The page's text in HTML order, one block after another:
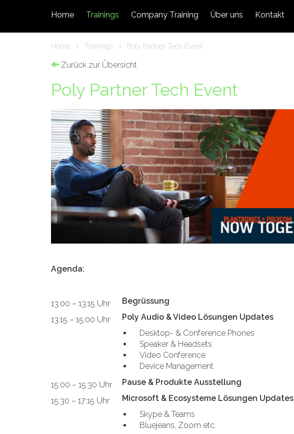
Home Trainings Company Training Über uns Kontakt
Home > Trainings > Poly Partner Tech Event
Zurück zur Übersicht
Poly Partner Tech Event
Agenda:
13:00 – 13:15 Uhr
Begrüssung
13:15 – 15:00 Uhr
Poly Audio & Video Lösungen Updates
Desktop- & Conference Phones
Speaker & Headsets
Video Conference
Device Management
15:00 – 15:30 Uhr Pause & Produkte Ausstellung
15:30 – 17:15 Uhr
Microsoft & Ecosysteme Lösungen Updates
Skype & Teams
Bluejeans, Zoom etc.